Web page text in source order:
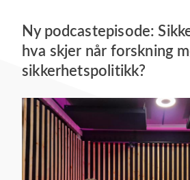
Ny podcastepisode:
hva skjer når forskning
sikkerhetspolitikk?